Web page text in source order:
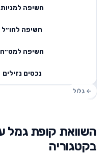
חשיפה למניות
חשיפה לחו״ל
חשיפה למט״ח
נכסים נזילים
בקטגוריה